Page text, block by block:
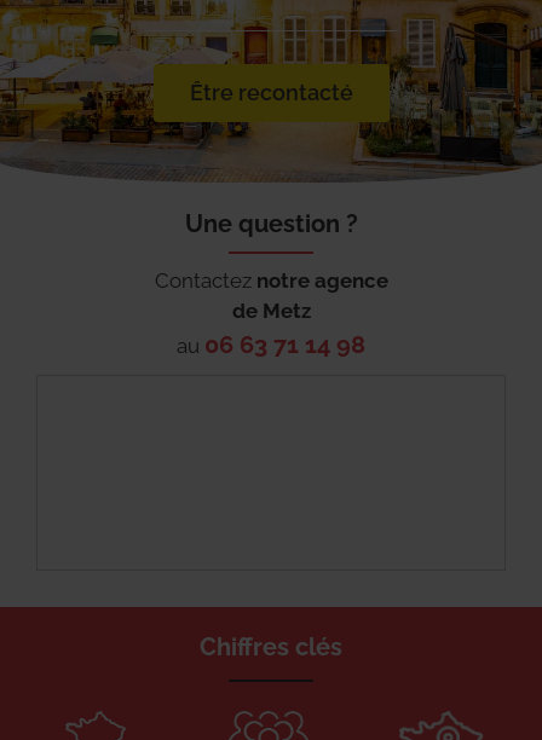
Être recontacté
Une question ?
Contactez notre agence
de Metz
au 06 63 71 14 98
Chiffres clés